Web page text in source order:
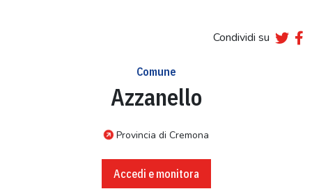
Condividi su
Comune
Azzanello
Provincia di Cremona
Accedi e monitora